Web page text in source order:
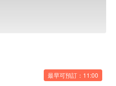
滑甜美
蝦醬鹹香濃郁
最早可預訂：11:00